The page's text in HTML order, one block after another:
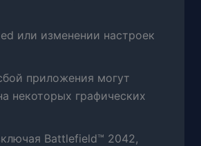
или изменении настроек
приложения могут
некоторых графических
Battlefield™ 2042,